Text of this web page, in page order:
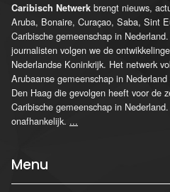
Caribisch Netwerk brengt nieuws,
Aruba, Bonaire, Curaçao, Saba, Sint
Caribische gemeenschap in
journalisten volgen we de
Nederlandse Koninkrijk. Het netwerk
Arubaanse gemeenschap in
Den Haag die gevolgen heeft voor de
Caribische gemeenschap in
onafhankelijk. ...
Menu